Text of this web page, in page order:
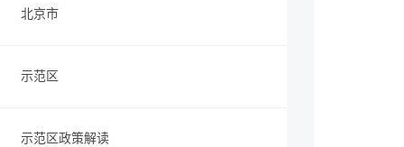
北京市
示范区
示范区政策解读